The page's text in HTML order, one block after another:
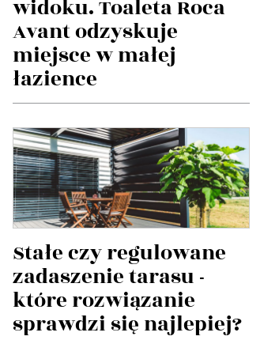
widoku. Toaleta Roca
Avant odzyskuje
miejsce w małej
łazience
Stałe czy regulowane
zadaszenie tarasu -
które rozwiązanie
sprawdzi się najlepiej?